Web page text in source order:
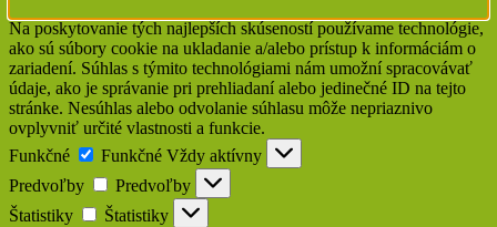
Na poskytovanie tých najlepších skúseností používame technológie,
ako sú súbory cookie na ukladanie a/alebo prístup k informáciám o
zariadení. Súhlas s týmito technológiami nám umožní spracovávať
údaje, ako je správanie pri prehliadaní alebo jedinečné ID na tejto
stránke. Nesúhlas alebo odvolanie súhlasu môže nepriaznivo
ovplyvniť určité vlastnosti a funkcie.
Funkčné
Funkčné Vždy aktívny
Predvoľby
Predvoľby
Štatistiky
Štatistiky